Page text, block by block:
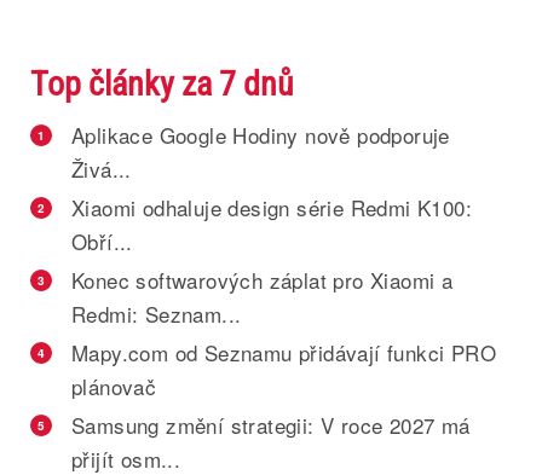
Top články za 7 dnů
1
Aplikace Google Hodiny nově podporuje
Živá...
2
Xiaomi odhaluje design série Redmi K100:
Obří...
3
Konec softwarových záplat pro Xiaomi a
Redmi: Seznam...
4
Mapy.com od Seznamu přidávají funkci PRO
plánovač
5
Samsung změní strategii: V roce 2027 má
přijít osm...